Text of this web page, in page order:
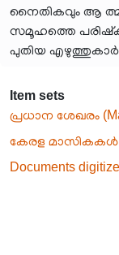
നൈതികവും ആ
സമൂഹത്തെ
പുതിയ
Item sets
പ്രധാന ശേഖരം
കേരള മാസികകൾ
Documents